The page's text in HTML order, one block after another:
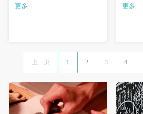
更多 更多
上一页 1 2 3 4